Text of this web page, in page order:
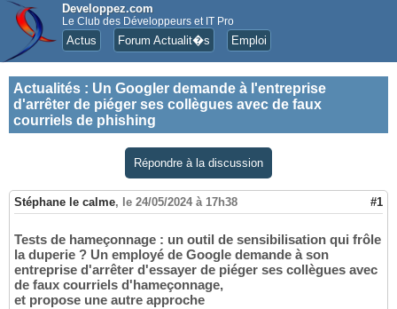
Developpez.com
Le Club des Développeurs et IT Pro
Actus Forum Actualit�s Emploi
Actualités : Un Googler demande à l'entreprise
d'arrêter de piéger ses collègues avec de faux
courriels de phishing
Répondre à la discussion
Stéphane le calme, le 24/05/2024 à 17h38 #1
Tests de hameçonnage : un outil de sensibilisation qui frôle
la duperie ? Un employé de Google demande à son
entreprise d'arrêter d'essayer de piéger ses collègues avec
de faux courriels d'hameçonnage,
et propose une autre approche